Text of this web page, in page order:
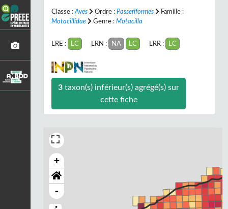
Classe : Aves Ordre : Passeriformes
Famille :
Motacillidae
Genre : Motacilla
LRE : LC LRN : NA LC LRR : LC
3taxon(s) inférieur(s) agrégé(s) sur
cette fiche
+
-